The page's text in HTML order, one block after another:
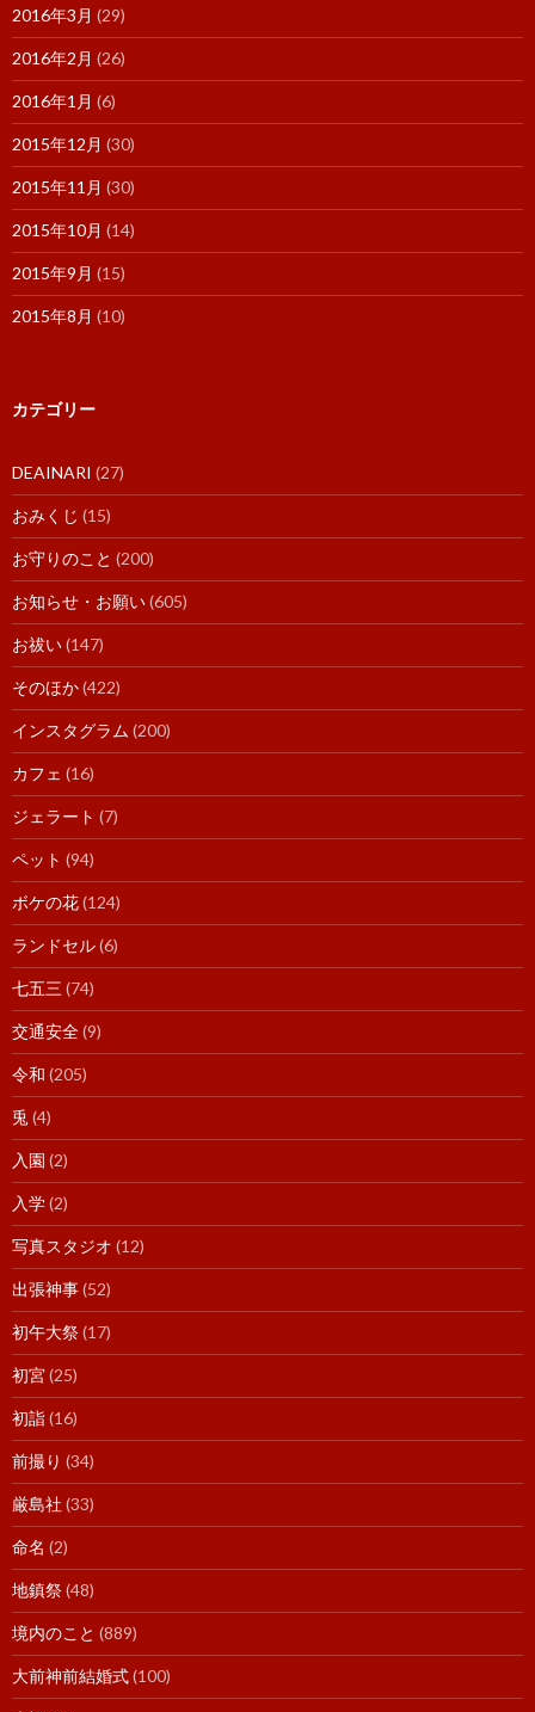
2016年3月 (29)
2016年2月 (26)
2016年1月 (6)
2015年12月 (30)
2015年11月 (30)
2015年10月 (14)
2015年9月 (15)
2015年8月 (10)
カテゴリー
DEAINARI (27)
おみくじ (15)
お守りのこと (200)
お知らせ・お願い(605)
お祓い(147)
そのほか(422)
インスタグラム (200)
カフェ (16)
ジェラート (7)
ペット (94)
ボケの花(124)
ランドセル(6)
七五三 (74)
交通安全(9)
令和 (205)
兎(4)
入園 (2)
入学(2)
写真スタジオ (12)
出張神事(52)
初午大祭(17)
初宮(25)
初詣(16)
前撮り (34)
厳島社 (33)
命名 (2)
地鎮祭(48)
境内のこと (889)
大前神前結婚式(100)